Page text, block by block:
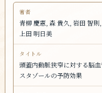
青柳 慶憲, 森 貴久, 岩田 智
上田 明日美
頭蓋内動脈狭窄に対する脳
スタゾールの予防効果